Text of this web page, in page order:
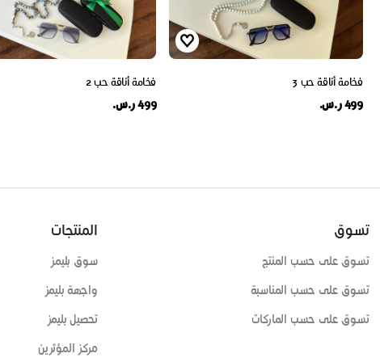
فخامة أناقة حب 3
499 ر.س.
فخامة أناقة حب 2
499 ر.س.
تسوق
تسوق على حسب المنتج
تسوق على حسب المناسبة
تسوق على حسب الماركات
المنتجات
سوق بليمز
واجهة بليمز
تحصيل بليمز
مركز المؤثرين